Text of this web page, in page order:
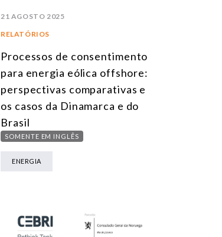
21 AGOSTO 2025
RELATÓRIOS
Processos de consentimento
para energia eólica offshore:
perspectivas comparativas e
os casos da Dinamarca e do
Brasil
SOMENTE EM INGLÊS
ENERGIA